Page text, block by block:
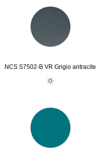
NCS S7502-B VR Grigio antracite